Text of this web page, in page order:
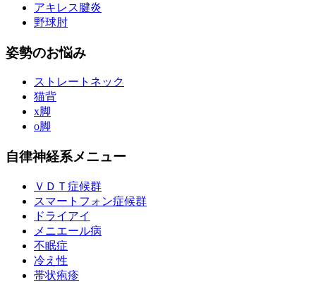
アキレス腱炎
野球肘
姿勢のお悩み
ストレートネック
猫背
x脚
o脚
自律神経系メニュー
ＶＤＴ症候群
スマートフォン症候群
ドライアイ
メニエール病
不眠症
冷え性
帯状疱疹